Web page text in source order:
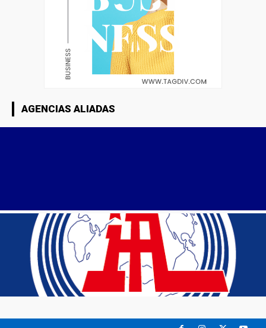
AGENCIAS ALIADAS